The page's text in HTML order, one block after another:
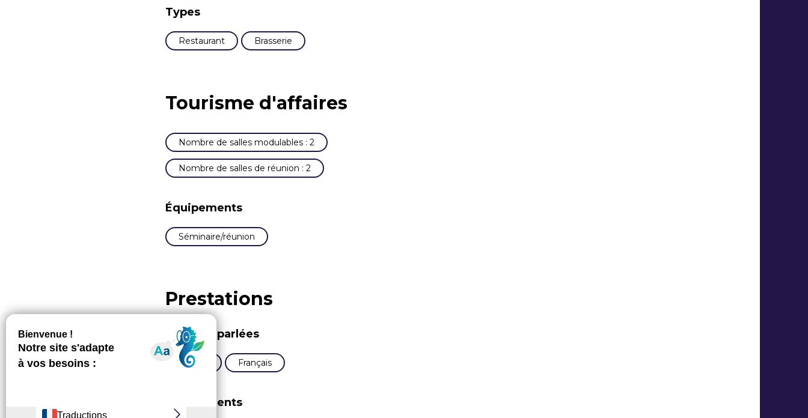
Types
Restaurant Brasserie
Tourisme d'affaires
Nombre de salles modulables : 2
Nombre de salles de réunion : 2
Équipements
Séminaire/réunion
Prestations
Langues parlées
Anglais Français
Équipements